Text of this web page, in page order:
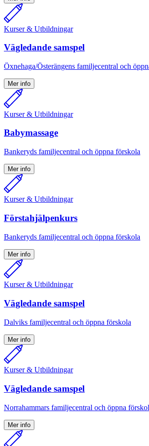
Kurser & Utbildningar
Vägledande samspel
Öxnehaga/Österängens familjecentral och
Mer info
Kurser & Utbildningar
Babymassage
Bankeryds familjecentral och öppna förskola
Mer info
Kurser & Utbildningar
Förstahjälpenkurs
Bankeryds familjecentral och öppna förskola
Mer info
Kurser & Utbildningar
Vägledande samspel
Dalviks familjecentral och öppna förskola
Mer info
Kurser & Utbildningar
Vägledande samspel
Norrahammars familjecentral och öppna
Mer info